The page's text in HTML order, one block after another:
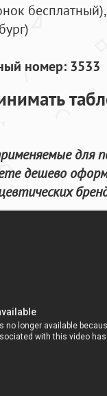
бесплатный),
номер: 3533
для
дешево